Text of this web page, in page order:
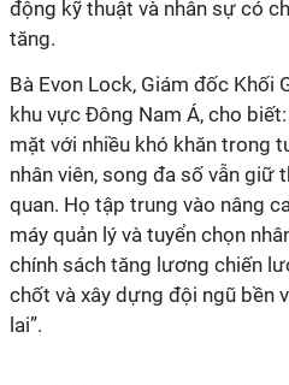
động kỹ thuật và nhân sự có
tăng.
Bà Evon Lock, Giám đốc Khối
khu vực Đông Nam Á, cho
mặt với nhiều khó khăn trong
nhân viên, song đa số vẫn giữ
quan. Họ tập trung vào nâng
máy quản lý và tuyển chọn
chính sách tăng lương chiến
chốt và xây dựng đội ngũ bền
lai”.